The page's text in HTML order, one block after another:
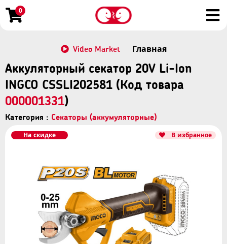
0
Video Market Главная
Аккуляторный секатор 20V Li-Ion
INGCO CSSLI202581 (Код товара
000001331)
Категория : Секаторы (аккумуляторные)
На скидке В избранное